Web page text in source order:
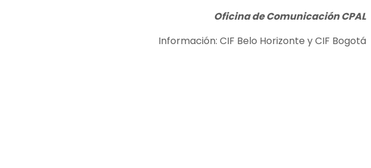
Oficina de Comunicación CPAL
Información: CIF Belo Horizonte y CIF Bogotá